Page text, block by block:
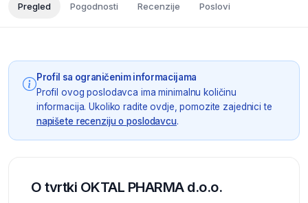
Pregled Pogodnosti Recenzije Poslovi
Profil sa ograničenim informacijama
Profil ovog poslodavca ima minimalnu količinu
informacija. Ukoliko radite ovdje, pomozite zajednici te
napišete recenziju o poslodavcu.
O tvrtki OKTAL PHARMA d.o.o.